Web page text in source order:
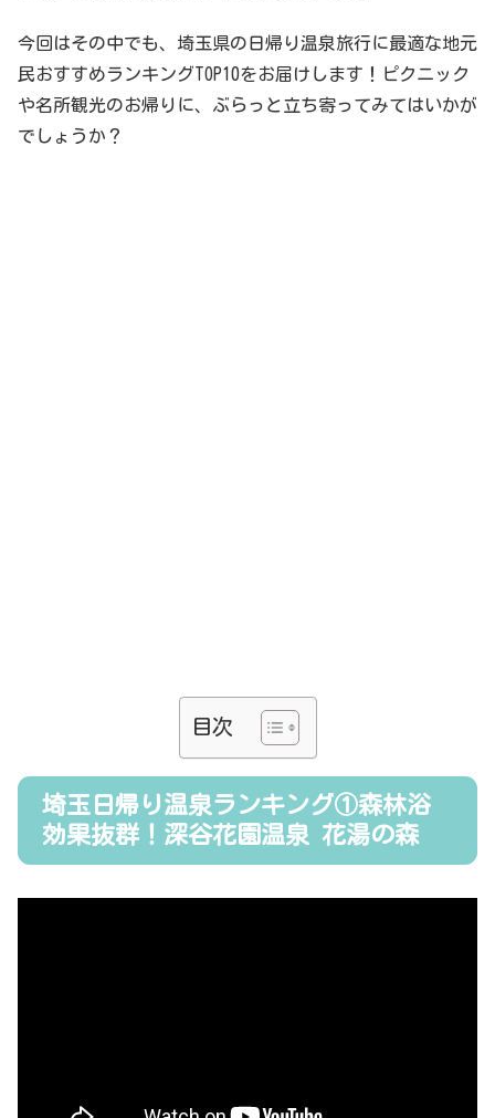
今回はその中でも、埼玉県の日帰り温泉旅行に最適な地元
民おすすめランキングTOP10をお届けします！ピクニック
や名所観光のお帰りに、ぶらっと立ち寄ってみてはいかが
でしょうか？
目次
埼玉日帰り温泉ランキング①森林浴
効果抜群！深谷花園温泉 花湯の森